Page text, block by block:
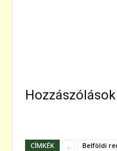
Hozzászólások
CÍMKÉK . Belföldi